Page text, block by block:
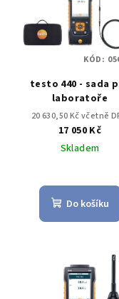
testo 440 - sada
laboratoře
20 630,50 Kč včetně
17 050 Kč
Skladem
Do košíku
KÓD: